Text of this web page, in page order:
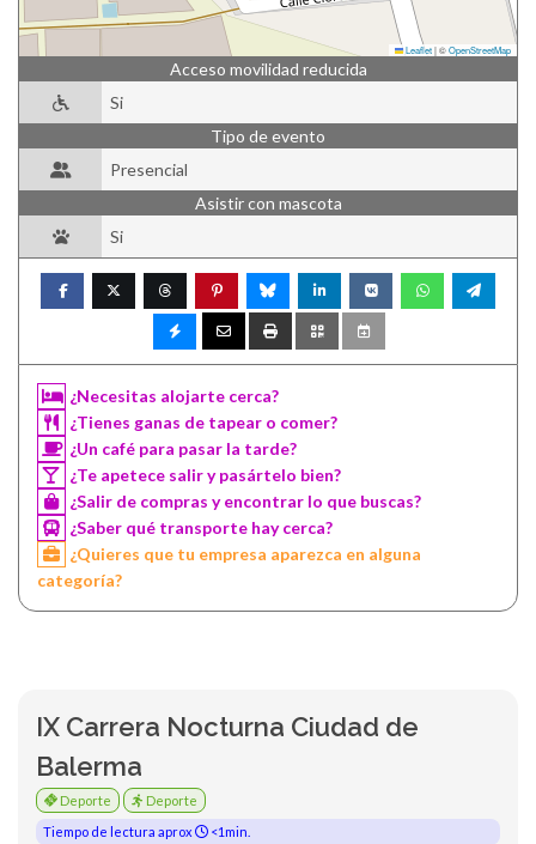
Leaflet|©OpenStreetMap
Acceso movilidad reducida
Si
Tipo de evento
Presencial
Asistir con mascota
Si
¿Necesitas alojarte cerca?
¿Tienes ganas de tapear o comer?
¿Un café para pasar la tarde?
¿Te apetece salir y pasártelo bien?
¿Salir de compras y encontrar lo que buscas?
¿Saber qué transporte hay cerca?
¿Quieres que tu empresa aparezca en alguna
categoría?
IX Carrera Nocturna Ciudad de
Balerma
Deporte
Deporte
Tiempo de lectura aprox
<1min.